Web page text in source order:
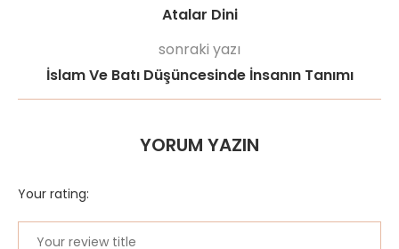
Atalar Dini
sonraki yazı
İslam Ve Batı Düşüncesinde İnsanın Tanımı
YORUM YAZIN
Your rating: